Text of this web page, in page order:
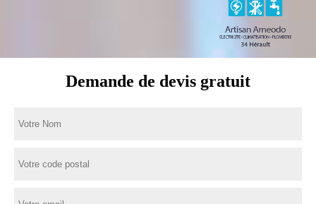
Demande de devis gratuit